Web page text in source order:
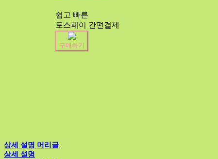
쉽고 빠른
토스페이 간편결제
구매하기
상세 설명 머리글
상세 설명